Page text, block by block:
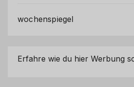
wochenspiegel
Erfahre wie du hier Werbung